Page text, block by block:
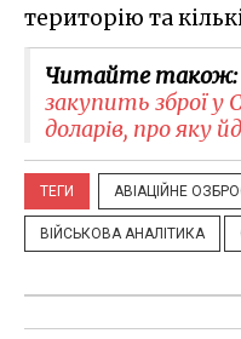
територію та
Читайте також:
закупить зброї у
доларів, про яку
ТЕГИ АВІАЦІЙНЕ
ВІЙСЬКОВА АНАЛІТИКА